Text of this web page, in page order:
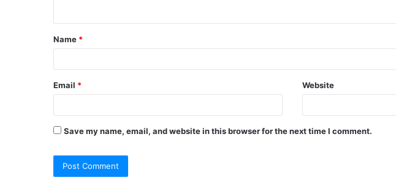
Name *
Email * Website
Save my name, email, and website in this browser for the next time I comment.